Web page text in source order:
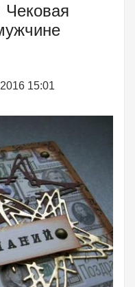
Чековая
15:01